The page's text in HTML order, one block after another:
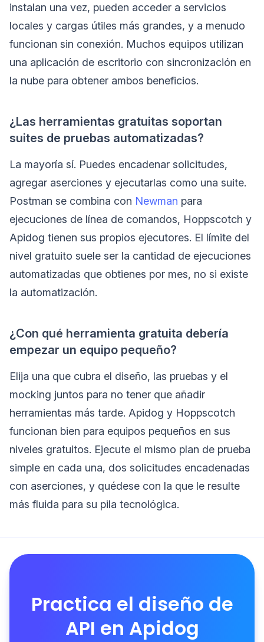
instalan una vez, pueden acceder a servicios
locales y cargas útiles más grandes, y a menudo
funcionan sin conexión. Muchos equipos utilizan
una aplicación de escritorio con sincronización en
la nube para obtener ambos beneficios.
¿Las herramientas gratuitas soportan
suites de pruebas automatizadas?
La mayoría sí. Puedes encadenar solicitudes,
agregar aserciones y ejecutarlas como una suite.
Postman se combina con Newman para
ejecuciones de línea de comandos, Hoppscotch y
Apidog tienen sus propios ejecutores. El límite del
nivel gratuito suele ser la cantidad de ejecuciones
automatizadas que obtienes por mes, no si existe
la automatización.
¿Con qué herramienta gratuita debería
empezar un equipo pequeño?
Elija una que cubra el diseño, las pruebas y el
mocking juntos para no tener que añadir
herramientas más tarde. Apidog y Hoppscotch
funcionan bien para equipos pequeños en sus
niveles gratuitos. Ejecute el mismo plan de prueba
simple en cada una, dos solicitudes encadenadas
con aserciones, y quédese con la que le resulte
más fluida para su pila tecnológica.
Practica el diseño de
API en Apidog